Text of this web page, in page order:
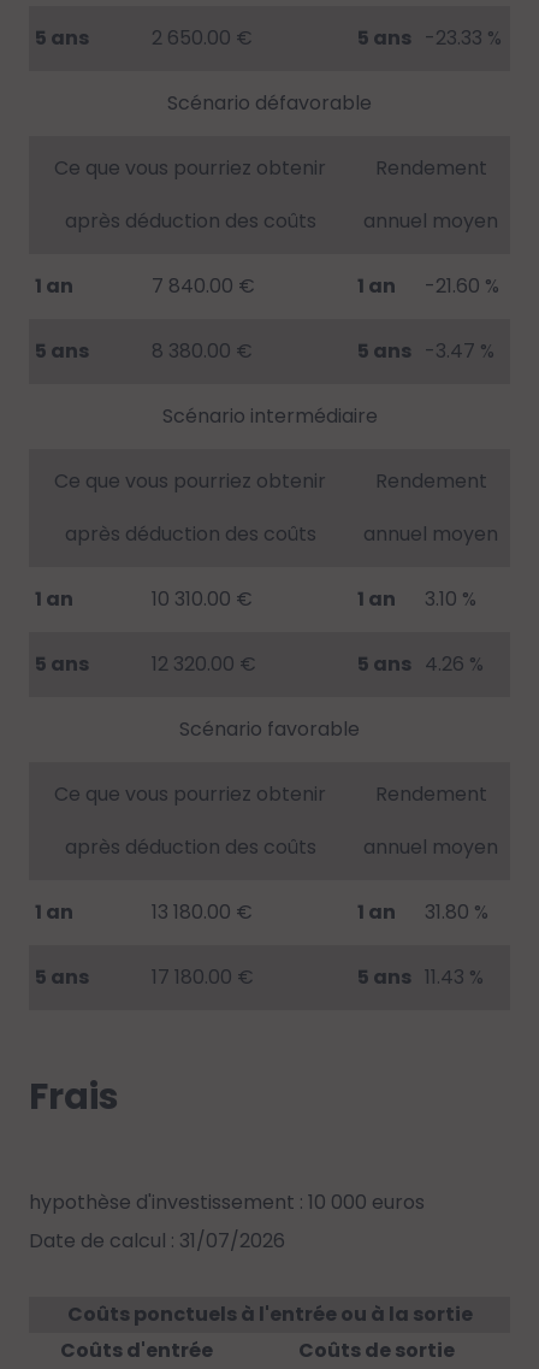
5 ans 2 650.00 € 5 ans -23.33 %
Scénario défavorable
Ce que vous pourriez obtenir
après déduction des coûts
Rendement
annuel moyen
1 an 7 840.00 € 1 an -21.60 %
5 ans 8 380.00 € 5 ans -3.47 %
Scénario intermédiaire
Ce que vous pourriez obtenir
après déduction des coûts
Rendement
annuel moyen
1 an 10 310.00 € 1 an 3.10 %
5 ans 12 320.00 € 5 ans 4.26 %
Scénario favorable
Ce que vous pourriez obtenir
après déduction des coûts
Rendement
annuel moyen
1 an 13 180.00 € 1 an 31.80 %
5 ans 17 180.00 € 5 ans 11.43 %
Frais
hypothèse d'investissement : 10 000 euros
Date de calcul : 31/07/2026
Coûts ponctuels à l'entrée ou à la sortie
Coûts d'entrée
Coûts de sortie